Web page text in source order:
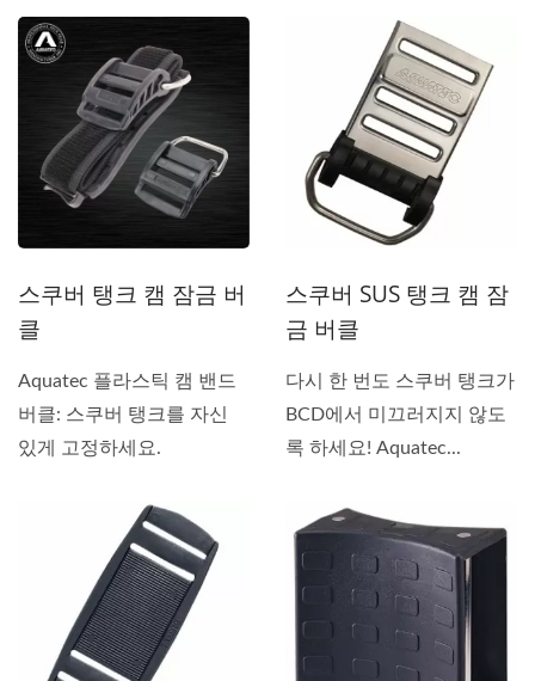
스쿠버 탱크 캠 잠금 버
클
Aquatec 플라스틱 캠 밴드
버클: 스쿠버 탱크를 자신
있게 고정하세요.
스쿠버 SUS 탱크 캠 잠
금 버클
다시 한 번도 스쿠버 탱크가
BCD에서 미끄러지지 않도
록 하세요! Aquatec...